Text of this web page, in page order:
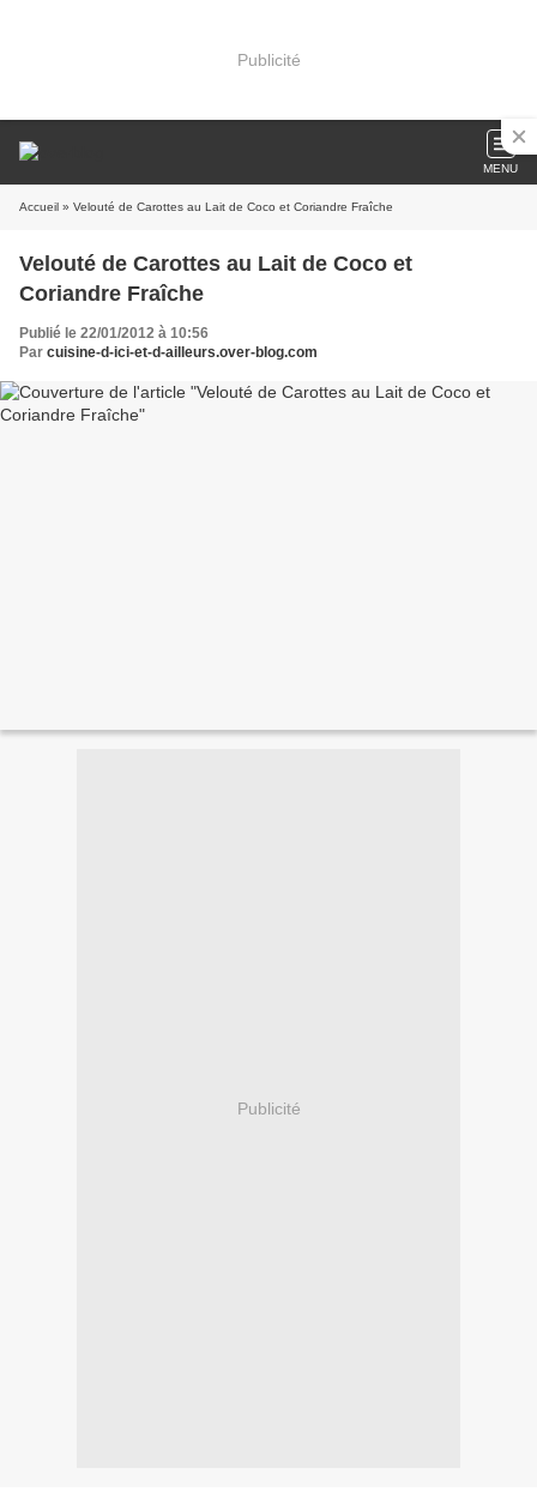
Publicité
MENU
Accueil » Velouté de Carottes au Lait de Coco et Coriandre Fraîche
Velouté de Carottes au Lait de Coco et
Coriandre Fraîche
Publié le 22/01/2012 à 10:56
Par cuisine-d-ici-et-d-ailleurs.over-blog.com
Publicité